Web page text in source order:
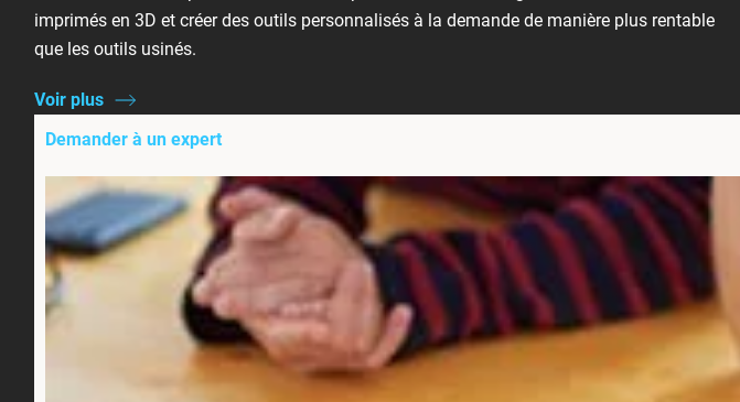
imprimés en 3D et créer des outils personnalisés à la demande de manière plus rentable
que les outils usinés.
Voir plus
Demander à un expert